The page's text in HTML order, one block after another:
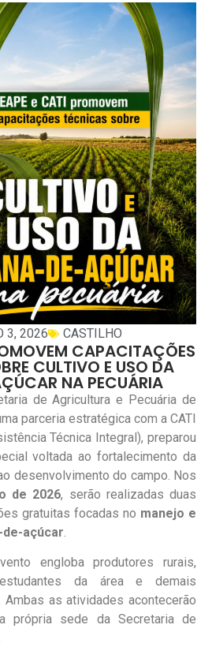
3, 2026 CASTILHO
CAPACITAÇÕES
CULTIVO E USO DA
NA PECUÁRIA
de Agricultura e Pecuária de
parceria estratégica com a CATI
Técnica Integral), preparou
voltada ao fortalecimento da
desenvolvimento do campo. Nos
de 2026, serão realizadas duas
gratuitas focadas no manejo e
de-açúcar.
engloba produtores rurais,
da área e demais
as atividades acontecerão
própria sede da Secretaria de